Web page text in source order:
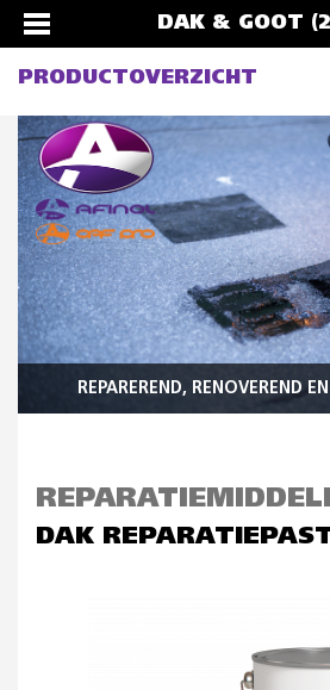
DAK & GOOT
PRODUCTOVERZICHT
REPAREREND, RENOVEREND
DAK